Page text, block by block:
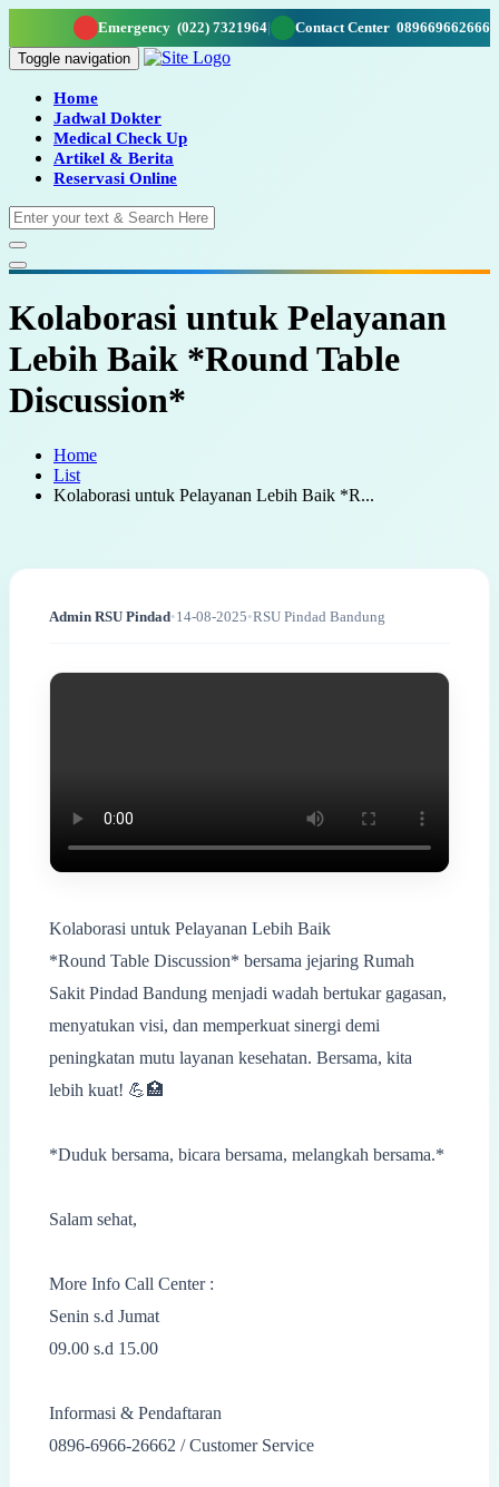
Emergency (022) 7321964| Contact Center 089669662666
Toggle navigation
Home
Jadwal Dokter
Medical Check Up
Artikel & Berita
Reservasi Online
Kolaborasi untuk Pelayanan
Lebih Baik *Round Table
Discussion*
Home
List
Kolaborasi untuk Pelayanan Lebih Baik *R...
Admin RSU Pindad•14-08-2025•RSU Pindad Bandung
Kolaborasi untuk Pelayanan Lebih Baik
*Round Table Discussion* bersama jejaring Rumah
Sakit Pindad Bandung menjadi wadah bertukar gagasan,
menyatukan visi, dan memperkuat sinergi demi
peningkatan mutu layanan kesehatan. Bersama, kita
lebih kuat! 💪🏥
*Duduk bersama, bicara bersama, melangkah bersama.*
Salam sehat,
More Info Call Center :
Senin s.d Jumat
09.00 s.d 15.00
Informasi & Pendaftaran
0896-6966-26662 / Customer Service